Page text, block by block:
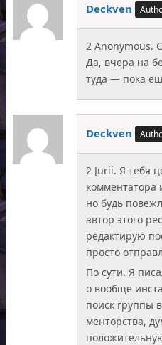
Deckven
2 Anonymous.
Да, вчера на
туда — пока
Deckven
2 Jurii. Я тебя
комментатора
но будь
автор этого
редактирую
просто
По сути. Я
о вообще
поиск группы
менторства,